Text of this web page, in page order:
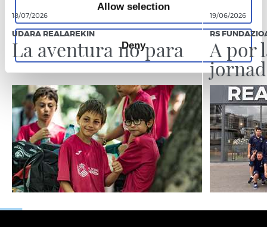
Allow selection
Deny
18/07/2026
UDARA REALAREKIN
La aventura no para
19/06/2026
RS
A por